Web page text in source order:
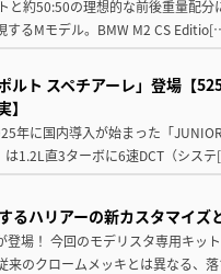
約50:50の理想的な前後重量配分
するMモデル。BMW M2 CS
ルト スペチアーレ」登場【
年に国内導入が始まった「
1.2L直3ターボに6速DCT（シス
るハリアーの新カスタマイズ
場！ 今回のモデリスタ専用キッ
のクロームメッキとは異なる、